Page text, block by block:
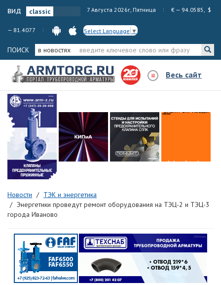
вид 7 Августа 2026г, Пятница € — 94.0585, $
— 81.4077 Select Language ▼
ПОИСК в новостях
Весь сайт
Новости
ТЭК и энергетика
Энергетики проведут ремонт оборудования на ТЭЦ-2 и ТЭЦ-3
города Иваново